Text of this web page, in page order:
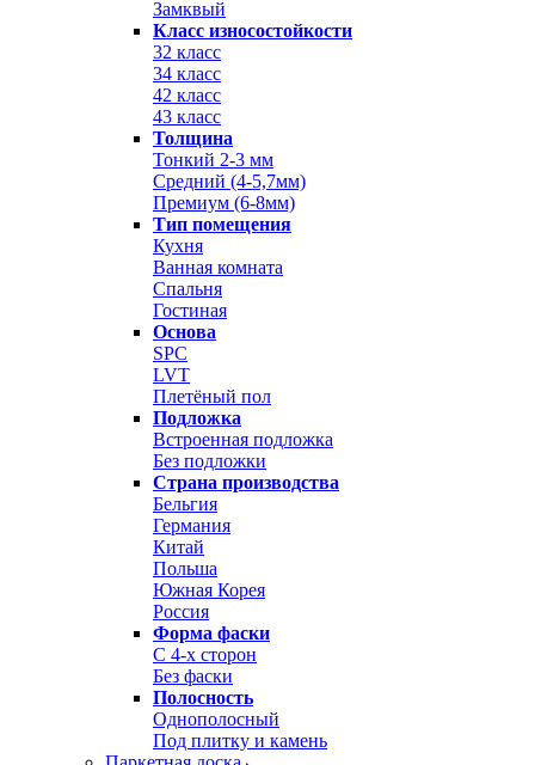
Замквый
Класс износостойкости
32 класс
34 класс
42 класс
43 класс
Толщина
Тонкий 2-3 мм
Средний (4-5,7мм)
Премиум (6-8мм)
Тип помещения
Кухня
Ванная комната
Спальня
Гостиная
Основа
SPC
LVT
Плетёный пол
Подложка
Встроенная подложка
Без подложки
Страна производства
Бельгия
Германия
Китай
Польша
Южная Корея
Россия
Форма фаски
С 4-х сторон
Без фаски
Полосность
Однополосный
Под плитку и камень